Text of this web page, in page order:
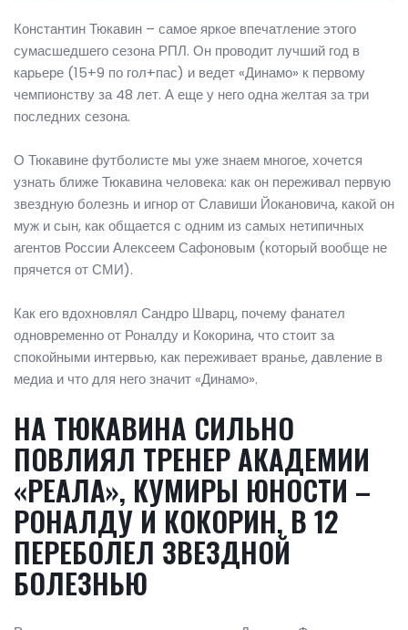
Константин Тюкавин – самое яркое впечатление этого
сумасшедшего сезона РПЛ. Он проводит лучший год в
карьере (15+9 по гол+пас) и ведет «Динамо» к первому
чемпионству за 48 лет. А еще у него одна желтая за три
последних сезона.
О Тюкавине футболисте мы уже знаем многое, хочется
узнать ближе Тюкавина человека: как он переживал первую
звездную болезнь и игнор от Славиши Йокановича, какой он
муж и сын, как общается с одним из самых нетипичных
агентов России Алексеем Сафоновым (который вообще не
прячется от СМИ).
Как его вдохновлял Сандро Шварц, почему фанател
одновременно от Роналду и Кокорина, что стоит за
спокойными интервью, как переживает вранье, давление в
медиа и что для него значит «Динамо».
НА ТЮКАВИНА СИЛЬНО
ПОВЛИЯЛ ТРЕНЕР АКАДЕМИИ
«РЕАЛА», КУМИРЫ ЮНОСТИ –
РОНАЛДУ И КОКОРИН, В 12
ПЕРЕБОЛЕЛ ЗВЕЗДНОЙ
БОЛЕЗНЬЮ